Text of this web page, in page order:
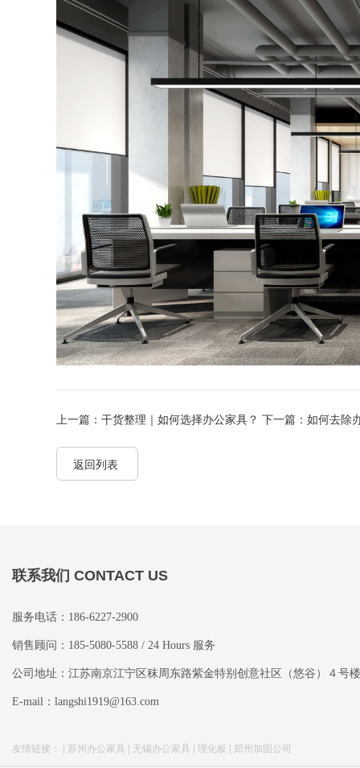
上一篇：干货整理｜如何选择办公家具？ 下一篇：如何去除
返回列表
联系我们 CONTACT US
服务电话：186-6227-2900
销售顾问：185-5080-5588 / 24 Hours 服务
公司地址：江苏南京江宁区秣周东路紫金特别创意社区（悠谷）４号
E-mail：langshi1919@163.com
友情链接： | 苏州办公家具 | 无锡办公家具 | 理化板 | 郑州加固公司